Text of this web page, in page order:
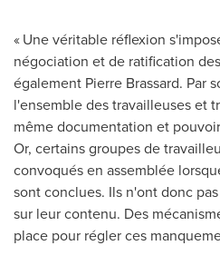
« Une véritable réflexion
négociation et de ratification
également Pierre Brassard. Par
l'ensemble des travailleuses et
même documentation et
Or, certains groupes de
convoqués en assemblée
sont conclues. Ils n'ont donc
sur leur contenu. Des
place pour régler ces